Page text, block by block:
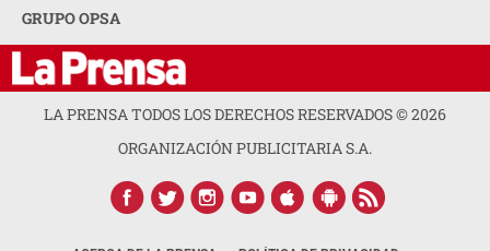
GRUPO OPSA
LA PRENSA TODOS LOS DERECHOS RESERVADOS ©2026
ORGANIZACIÓN PUBLICITARIA S.A.